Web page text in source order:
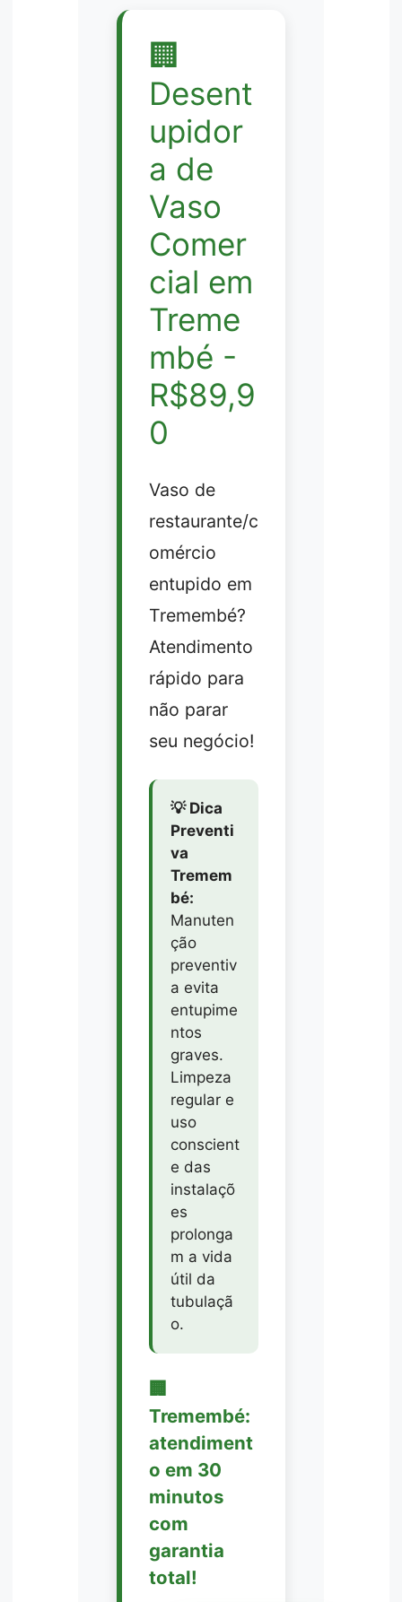
🏢
Desent
upidor
a de
Vaso
Comer
cial em
Treme
mbé -
R$89,9
0
Vaso de
restaurante/c
omércio
entupido em
Tremembé?
Atendimento
rápido para
não parar
seu negócio!
💡 Dica
Preventi
va
Tremem
bé:
Manuten
ção
preventiv
a evita
entupime
ntos
graves.
Limpeza
regular e
uso
conscient
e das
instalaçõ
es
prolonga
m a vida
útil da
tubulaçã
o.
🏢
Tremembé:
atendiment
o em 30
minutos
com
garantia
total!